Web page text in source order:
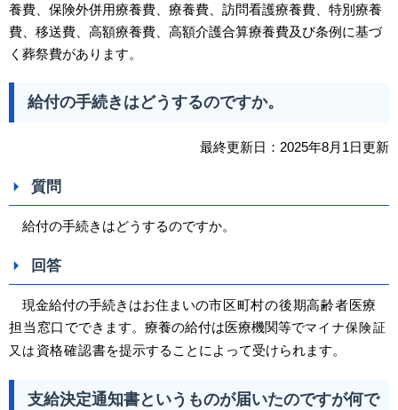
養費、保険外併用療養費、療養費、訪問看護療養費、特別療養
費、移送費、高額療養費、高額介護合算療養費及び条例に基づ
く葬祭費があります。
給付の手続きはどうするのですか。
最終更新日：2025年8月1日更新
質問
給付の手続きはどうするのですか。
回答
現金給付の手続きはお住まいの市区町村の後期高齢者医療
担当 窓口 でできます。療養の給付は医療機関等でマイナ保険証
又は 資格確認書を提示することによって受けられます。
支給決定通知書というものが届いたのですが何で